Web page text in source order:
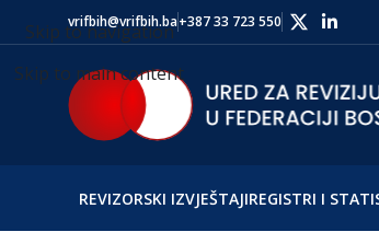
Skip to navigation
Skip to main content
vrifbih@vrifbih.ba+387 33 723 550
REVIZORSKI IZVJEŠTAJIREGISTRI I